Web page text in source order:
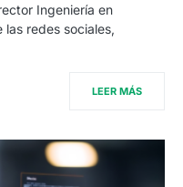
Ingeniería en
las redes sociales,
LEER MÁS